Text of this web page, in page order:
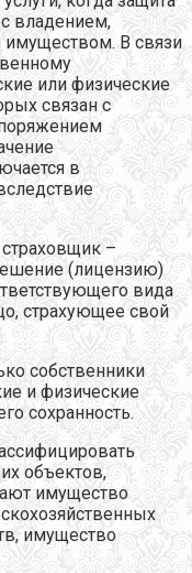
владением,
В связи
или физические
связан с
в
–
(лицензию)
вида
страхующее свой
собственники
и физические
сохранность.
объектов,
имущество
имущество